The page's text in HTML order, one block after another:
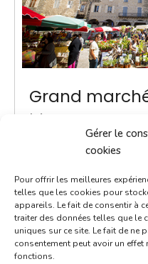
Gérer le
cookies
Pour offrir les meilleures
telles que les cookies pour
appareils. Le fait de consentir à
traiter des données telles que le
uniques sur ce site. Le fait de ne
consentement peut avoir un
fonctions.
Grand
8h00 - 13h00
Marchés
ACTUALITÉ - Une
marché Chaque jeudi